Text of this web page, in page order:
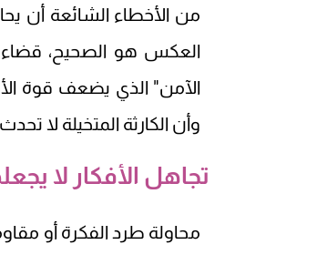
من الأخطاء الشائعة أن
العكس هو الصحيح،
الآمن" الذي يضعف قوة
وأن الكارثة المتخيلة لا
تجاهل الأفكار لا
محاولة طرد الفكرة أو